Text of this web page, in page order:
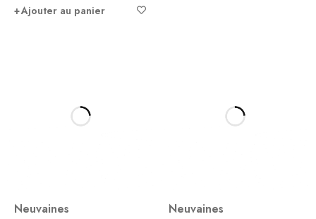
Ajouter au panier
Neuvaines
Neuvaines